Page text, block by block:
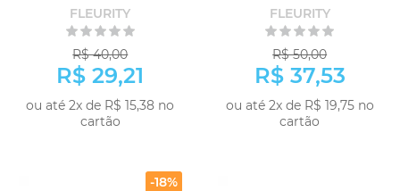
FLEURITY
R$ 40,00
R$ 29,21
ou até 2x de R$ 15,38 no
cartão
FLEURITY
R$ 50,00
R$ 37,53
ou até 2x de R$ 19,75 no
cartão
-18%